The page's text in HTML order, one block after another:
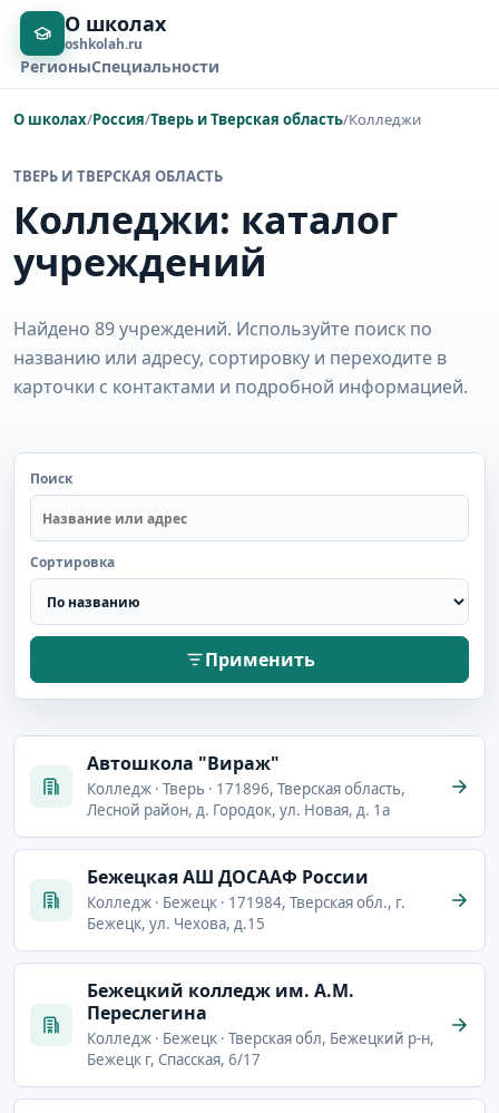
О школах
oshkolah.ru
РегионыСпециальности
О школах/Россия/Тверь и Тверская область/Колледжи
ТВЕРЬ И ТВЕРСКАЯ ОБЛАСТЬ
Колледжи: каталог
учреждений
Найдено 89 учреждений. Используйте поиск по
названию или адресу, сортировку и переходите в
карточки с контактами и подробной информацией.
Поиск
Сортировка
Применить
Автошкола "Вираж"
Колледж · Тверь · 171896, Тверская область,
Лесной район, д. Городок, ул. Новая, д. 1а
Бежецкая АШ ДОСААФ России
Колледж · Бежецк · 171984, Тверская обл., г.
Бежецк, ул. Чехова, д.15
Бежецкий колледж им. А.М.
Переслегина
Колледж · Бежецк · Тверская обл, Бежецкий р-н,
Бежецк г, Спасская, 6/17